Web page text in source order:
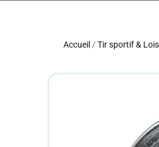
Accueil /Tir sportif &